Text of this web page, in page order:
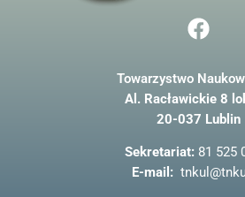
F
a
e
b
o
o
k
Towarzystwo
Al. Racławickie 8
20-037 Lublin
Sekretariat: 81 525
E-mail: